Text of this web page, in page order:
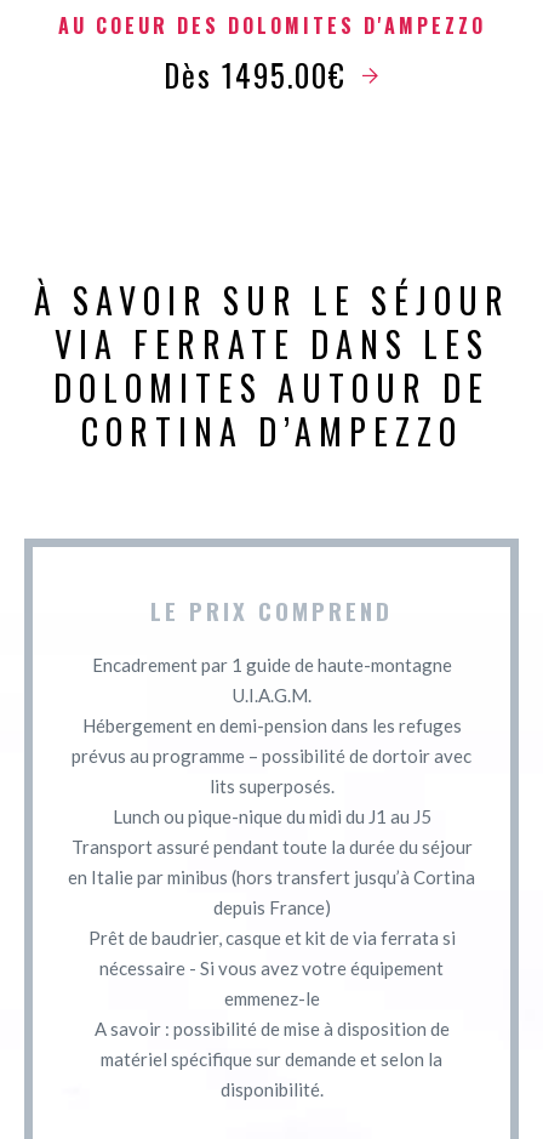
AU COEUR DES DOLOMITES D'AMPEZZO
Dès 1495.00€
À SAVOIR SUR LE SÉJOUR
VIA FERRATE DANS LES
DOLOMITES AUTOUR DE
CORTINA D’AMPEZZO
LE PRIX COMPREND
Encadrement par 1 guide de haute-montagne
U.I.A.G.M.
Hébergement en demi-pension dans les refuges
prévus au programme – possibilité de dortoir avec
lits superposés.
Lunch ou pique-nique du midi du J1 au J5
Transport assuré pendant toute la durée du séjour
en Italie par minibus (hors transfert jusqu’à Cortina
depuis France)
Prêt de baudrier, casque et kit de via ferrata si
nécessaire - Si vous avez votre équipement
emmenez-le
A savoir : possibilité de mise à disposition de
matériel spécifique sur demande et selon la
disponibilité.